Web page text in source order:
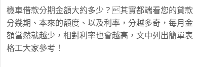
機車借款分期金額大約多少？其實都端看您的貸款
分幾期、本來的額度、以及利率，分越多奇，每月金
額當然就越少，相對利率也會越高，文中列出簡單表
格工大家參考！